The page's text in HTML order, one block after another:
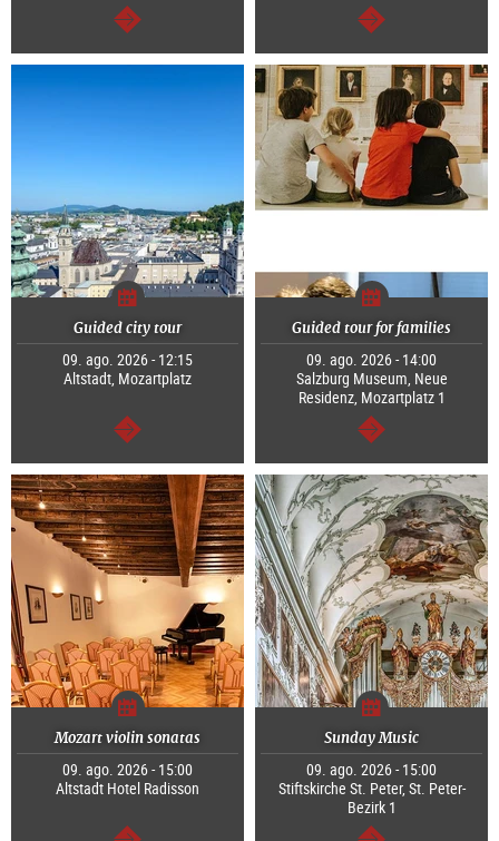
continuar continuar
Guided city tour
09. ago. 2026 - 12:15
Altstadt, Mozartplatz
continuar
Guided tour for families
09. ago. 2026 - 14:00
Salzburg Museum, Neue
Residenz, Mozartplatz 1
continuar
Mozart violin sonatas
09. ago. 2026 - 15:00
Altstadt Hotel Radisson
Sunday Music
09. ago. 2026 - 15:00
Stiftskirche St. Peter, St. Peter-
Bezirk 1